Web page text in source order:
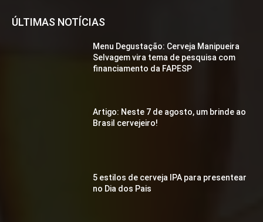
ÚLTIMAS NOTÍCIAS
Menu Degustação: Cerveja Manipueira
Selvagem vira tema de pesquisa com
financiamento da FAPESP
Artigo: Neste 7 de agosto, um brinde ao
Brasil cervejeiro!
5 estilos de cerveja IPA para presentear
no Dia dos Pais